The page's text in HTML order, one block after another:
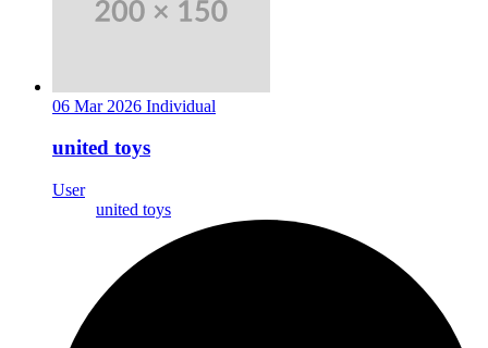
06 Mar 2026 Individual
united toys
User
united toys